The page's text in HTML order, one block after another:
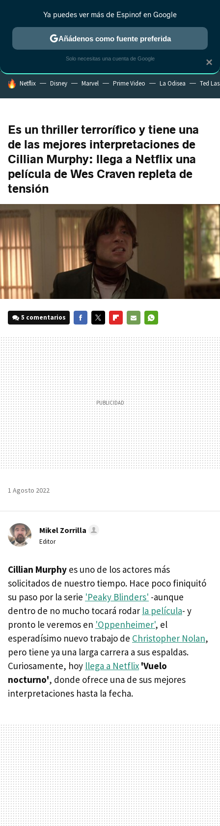
MENÚ NUEVO
ESTRENOS REALITY ANIME RANKINGS CINE
HOY SE HABLA DE
Netflix Disney Marvel Prime Video La Odisea Ted
Es un thriller terrorífico y tiene una
de las mejores interpretaciones de
Cillian Murphy: llega a Netflix una
película de Wes Craven repleta de
tensión
5 comentarios
MAIL
1 Agosto 2022
Mikel Zorrilla
Editor
Cillian Murphy es uno de los actores más
solicitados de nuestro tiempo. Hace poco finiquitó
su paso por la serie 'Peaky Blinders' -aunque
dentro de no mucho tocará rodar la película- y
pronto le veremos en 'Oppenheimer', el
esperadísimo nuevo trabajo de Christopher Nolan,
pero tiene ya una larga carrera a sus espaldas.
Curiosamente, hoy llega a Netflix 'Vuelo
nocturno', donde ofrece una de sus mejores
interpretaciones hasta la fecha.
×
Ya puedes ver más de Espinof en Google
Añádenos como fuente preferida
Solo necesitas una cuenta de Google